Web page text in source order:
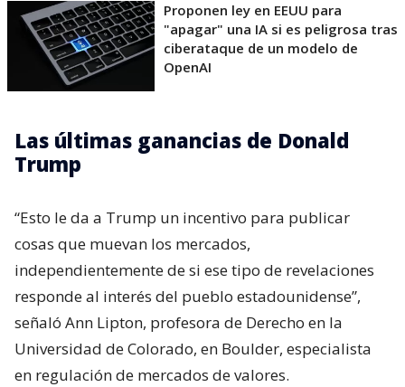
Proponen ley en EEUU para
"apagar" una IA si es peligrosa tras
ciberataque de un modelo de
OpenAI
Las últimas ganancias de Donald
Trump
“Esto le da a Trump un incentivo para publicar
cosas que muevan los mercados,
independientemente de si ese tipo de revelaciones
responde al interés del pueblo estadounidense”,
señaló Ann Lipton, profesora de Derecho en la
Universidad de Colorado, en Boulder, especialista
en regulación de mercados de valores.